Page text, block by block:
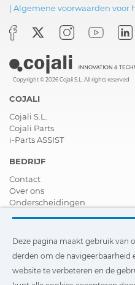
| Algemene voorwaarden voor
Copyright © 2026 Cojali S.L. All rights reserved
COJALI
Cojali S.L.
Cojali Parts
i-Parts ASSIST
BEDRIJF
Contact
Over ons
Onderscheidingen
Verdeler worden
Nieuws
Video´s
FAQ - V&A
Deze pagina maakt gebruik van
derden om de navigeerbaarheid
website te verbeteren en de